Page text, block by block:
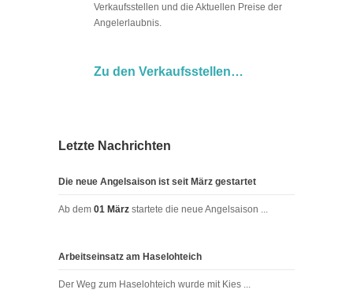
Verkaufsstellen und die Aktuellen Preise der
Angelerlaubnis.
Zu den Verkaufsstellen…
Letzte Nachrichten
Die neue Angelsaison ist seit März gestartet
Ab dem 01 März startete die neue Angelsaison ...
Arbeitseinsatz am Haselohteich
Der Weg zum Haselohteich wurde mit Kies ...